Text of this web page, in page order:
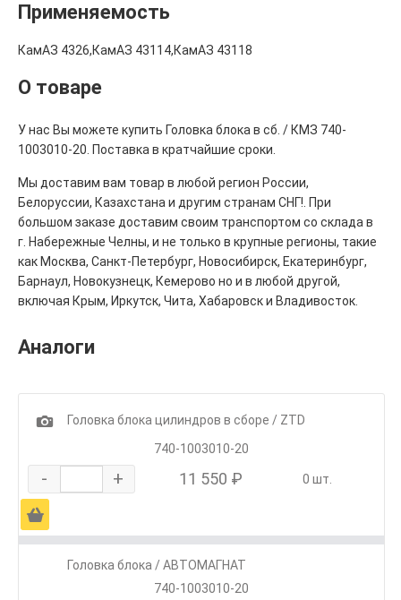
Применяемость
КамАЗ 4326,КамАЗ 43114,КамАЗ 43118
О товаре
У нас Вы можете купить Головка блока в сб. / КМЗ 740-
1003010-20. Поставка в кратчайшие сроки.
Мы доставим вам товар в любой регион России,
Белоруссии, Казахстана и другим странам СНГ!. При
большом заказе доставим своим транспортом со склада в
г. Набережные Челны, и не только в крупные регионы, такие
как Москва, Санкт-Петербург, Новосибирск, Екатеринбург,
Барнаул, Новокузнецк, Кемерово но и в любой другой,
включая Крым, Иркутск, Чита, Хабаровск и Владивосток.
Аналоги
1
Головка блока цилиндров в сборе / ZTD
740-1003010-20
- + 11 550 ₽ 0 шт.
Ä
Головка блока / АВТОМАГНАТ
740-1003010-20